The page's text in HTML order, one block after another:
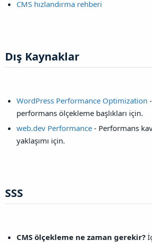
CMS hızlandırma rehberi
Dış Kaynaklar​
WordPress Performance Optimization
performans ölçekleme başlıkları için.
web.dev Performance - Performans
yaklaşımı için.
SSS​
CMS ölçekleme ne zaman gerekir?